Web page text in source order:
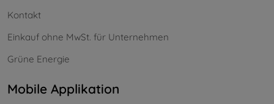
Kontakt
Einkauf ohne MwSt. für Unternehmen
Grüne Energie
Mobile Applikation